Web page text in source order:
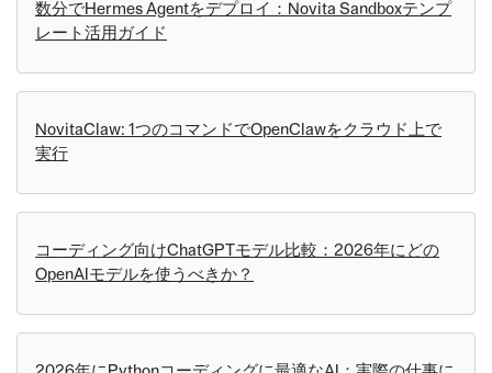
数分でHermes Agentをデプロイ：Novita Sandboxテンプ
レート活用ガイド
NovitaClaw: 1つのコマンドでOpenClawをクラウド上で
実行
コーディング向けChatGPTモデル比較：2026年にどの
OpenAIモデルを使うべきか？